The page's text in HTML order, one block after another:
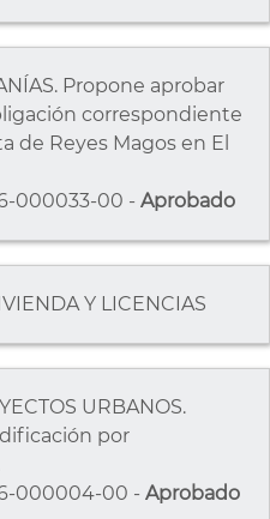
Propone aprobar
correspondiente
de Reyes Magos en El
000033-00 - Aprobado
Y LICENCIAS
URBANOS.
por
000004-00 - Aprobado